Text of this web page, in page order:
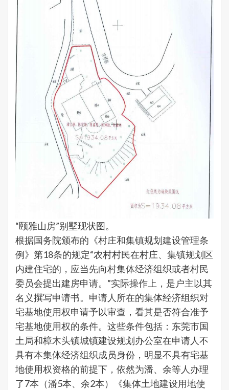
“颐雅山房”别墅现状图。
根据国务院颁布的《村庄和集镇规划建设管理条
例》第18条的规定“农村村民在村庄、集镇规划区
内建住宅的，应当先向村集体经济组织或者村民
委员会提出建房申请。”实际操作上，是户主以其
名义撰写申请书。申请人所在的集体经济组织对
宅基地使用权申请予以审查，看其是否符合准予
宅基地使用权的条件。这些条件包括：东莞市国
土局和樟木头镇城镇建设规划办公室在申请人不
具有本集体经济组织成员身份，明显不具有宅基
地使用权资格的前提下，依然为潘、余等人办理
了7本（潘5本、余2本）《集体土地建设用地使